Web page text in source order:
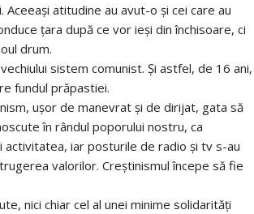
atitudine au avut-o şi cei care au
ţara după ce vor ieşi din închisoare, ci
drum.
sistem comunist. Şi astfel, de 16 ani‚
fundul prăpastiei.
uşor de manevrat şi de dirijat, gata să
în rândul poporului nostru, ca
iar posturile de radio şi tv s-au
valorilor. Creştinismul începe să fie
nici chiar cel al unei minime solidarităţi